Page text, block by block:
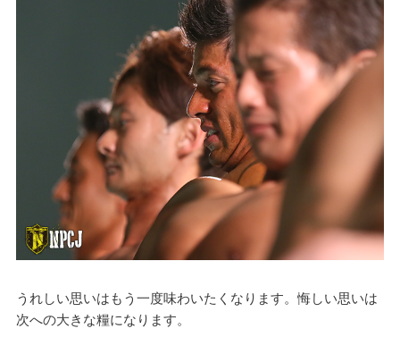
うれしい思いはもう一度味わいたくなります。悔しい思いは
次への大きな糧になります。